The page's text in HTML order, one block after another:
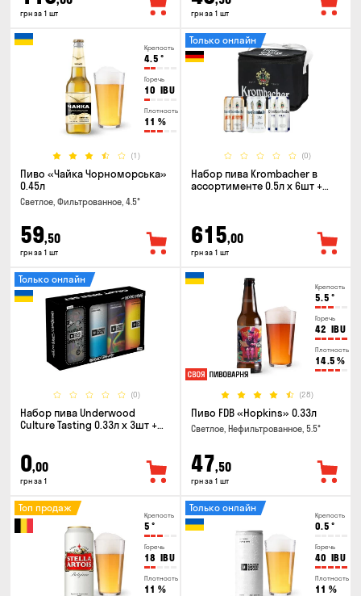
грн за 1 шт грн за 1 шт
Крепость
4.5 °
Горечь
10 IBU
Плотность
11 %
(1)
Пиво «Чайка Чорноморська»
0.45л
Светлое, Фильтрованное, 4.5°
59,50
грн за 1 шт
(0)
Только онлайн
Набор пива Krombacher в
ассортименте 0.5л х 6шт +
615,00
грн за 1 шт
(0)
Только онлайн
Набор пива Underwood
Culture Tasting 0.33л x 3шт +
0,00
грн за 1
Крепость
5.5 °
Горечь
42 IBU
Плотность
14.5 %
(28)
Пиво FDB «Hopkins» 0.33л
Светлое, Нефильтрованное, 5.5°
47,50
грн за 1 шт
Крепость
5 °
Горечь
18 IBU
Плотность
11 %
Топ продаж
Крепость
0.5 °
Горечь
40 IBU
Плотность
11 %
Только онлайн